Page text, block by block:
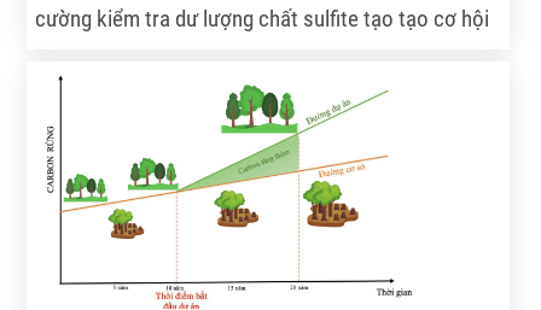
cường kiểm tra dư lượng chất sulfite tạo tạo cơ hội
này.